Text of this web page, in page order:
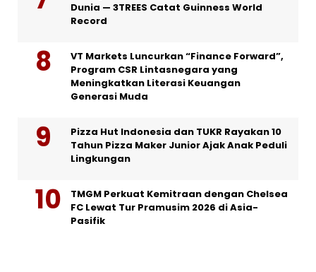
Dunia — 3TREES Catat Guinness World
Record
VT Markets Luncurkan “Finance Forward”,
Program CSR Lintasnegara yang
Meningkatkan Literasi Keuangan
Generasi Muda
Pizza Hut Indonesia dan TUKR Rayakan 10
Tahun Pizza Maker Junior Ajak Anak Peduli
Lingkungan
TMGM Perkuat Kemitraan dengan Chelsea
FC Lewat Tur Pramusim 2026 di Asia-
Pasifik